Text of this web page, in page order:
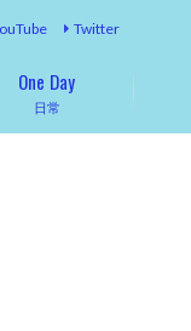
Twitter
日常
One Day